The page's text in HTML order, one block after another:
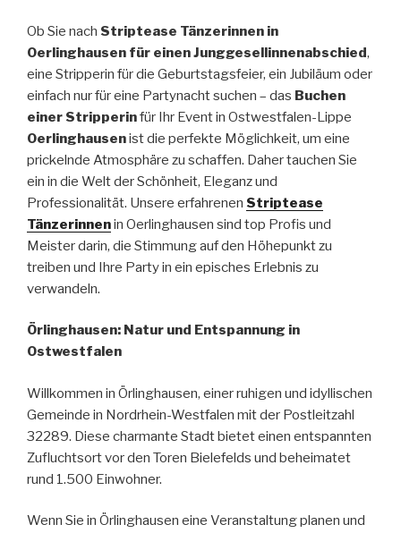
Ob Sie nach Striptease Tänzerinnen in
Oerlinghausen für einen Junggesellinnenabschied,
eine Stripperin für die Geburtstagsfeier, ein Jubiläum oder
einfach nur für eine Partynacht suchen – das Buchen
einer Stripperinfür Ihr Event in Ostwestfalen-Lippe
Oerlinghausenist die perfekte Möglichkeit, um eine
prickelnde Atmosphäre zu schaffen. Daher tauchen Sie
ein in die Welt der Schönheit, Eleganz und
Professionalität. Unsere erfahrenen Striptease
Tänzerinnenin Oerlinghausen sind top Profis und
Meister darin, die Stimmung auf den Höhepunkt zu
treiben und Ihre Party in ein episches Erlebnis zu
verwandeln.
Örlinghausen: Natur und Entspannung in
Ostwestfalen
Willkommen in Örlinghausen, einer ruhigen und idyllischen
Gemeinde in Nordrhein-Westfalen mit der Postleitzahl
32289. Diese charmante Stadt bietet einen entspannten
Zufluchtsort vor den Toren Bielefelds und beheimatet
rund 1.500 Einwohner.
Wenn Sie in Örlinghausen eine Veranstaltung planen und